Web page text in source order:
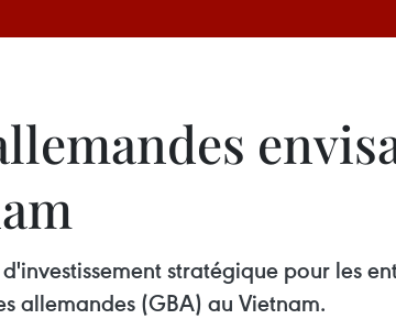
stratégique pour les
allemandes (GBA) au Vietnam.